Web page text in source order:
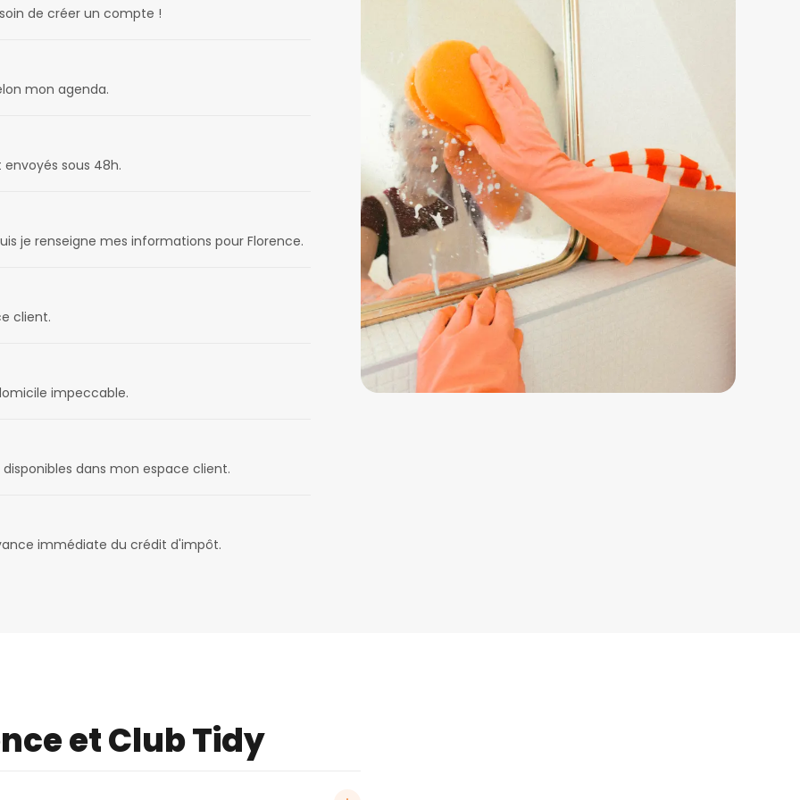
de créer un compte !
mon agenda.
sous 48h.
je renseigne mes informations pour Florence.
client.
impeccable.
dans mon espace client.
immédiate du crédit d'impôt.
et Club Tidy